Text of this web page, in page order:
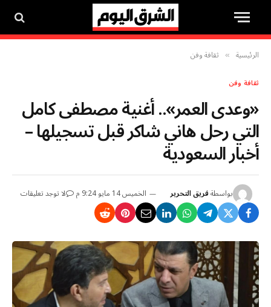
الرئيسية » ثقافة وفن
ثقافة وفن
«وعدى العمر».. أغنية مصطفى كامل
التي رحل هاني شاكر قبل تسجيلها –
أخبار السعودية
بواسطةفريق التحرير الخميس 14 مايو 9:24 م لا توجد تعليقات